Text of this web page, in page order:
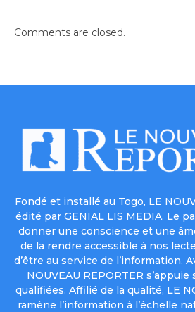
Comments are closed.
Fondé et installé au Togo, LE
édité par GENIAL LIS MEDIA. Le
donner une conscience et une
de la rendre accessible à nos
d’être au service de l’information.
NOUVEAU REPORTER
qualifiées. Affilié de la qualité, LE
ramène l’information à l’échelle